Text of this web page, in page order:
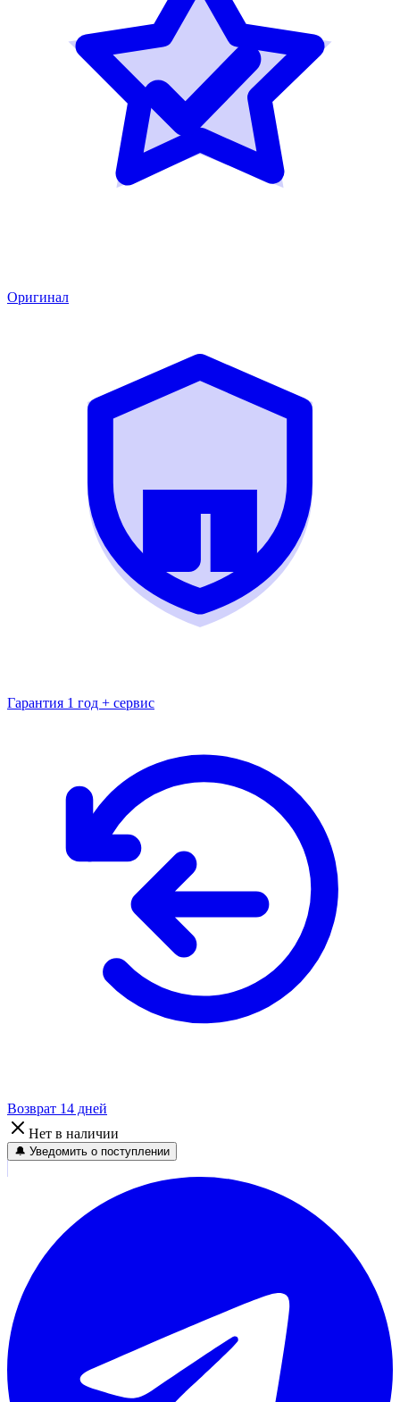
Оригинал
Гарантия 1 год + сервис
Возврат 14 дней
Нет в наличии
🔔 Уведомить о поступлении